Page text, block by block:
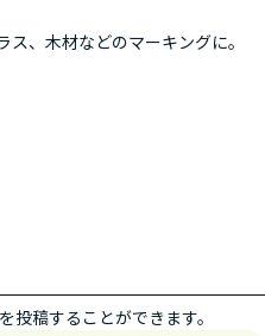
ス、木材などのマーキングに。
投稿することができます。